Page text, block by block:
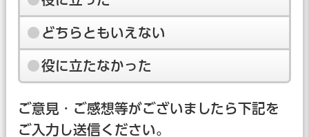
どちらともいえない
役に立たなかった
ご意見・ご感想等がございましたら下記を
ご入力し送信ください。